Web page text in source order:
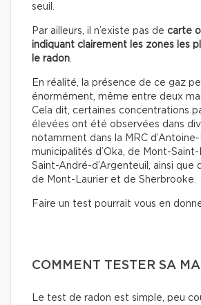
seuil.
Par ailleurs, il n’existe pas de carte
indiquant clairement les zones les
le radon
En réalité, la présence de ce gaz
énormément, même entre deux
Cela dit, certaines concentrations
élevées ont été observées dans
notamment dans la MRC
municipalités d’Oka, de Mont-
Saint-André-d’Argenteuil, ainsi que
de Mont-Laurier et de Sherbrooke.
Faire un test pourrait vous en
COMMENT TESTER SA
Le test de radon est simple, peu